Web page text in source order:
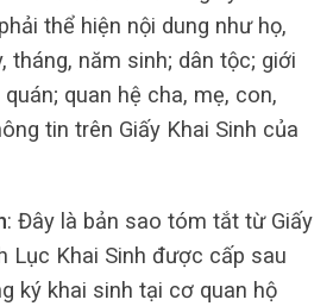
thể hiện nội dung như họ,
tháng, năm sinh; dân tộc; giới
quan hệ cha, mẹ, con,
tin trên Giấy Khai Sinh của
: Đây là bản sao tóm tắt từ Giấy
Lục Khai Sinh được cấp sau
ký khai sinh tại cơ quan hộ